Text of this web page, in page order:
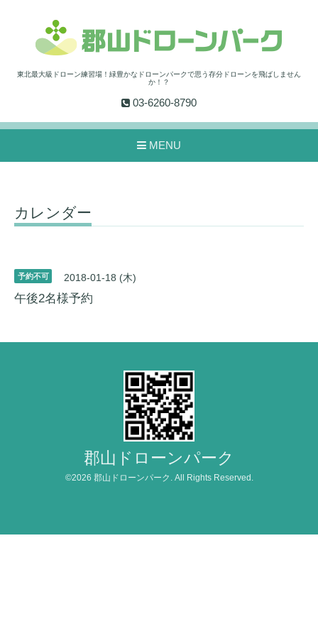
東北最大級ドローン練習場！緑豊かなドローンパークで思う存分ドローンを飛ばしません
か！？
03-6260-8790
MENU
カレンダー
予約不可 2018-01-18 (木)
午後2名様予約
郡山ドローンパーク
©2026 郡山ドローンパーク . All Rights Reserved.